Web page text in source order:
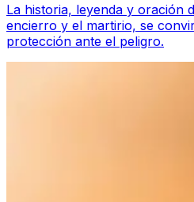
La historia, leyenda y oración
encierro y el martirio, se
protección ante el peligro.